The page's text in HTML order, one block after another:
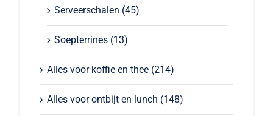
Serveerschalen (45)
Soepterrines (13)
Alles voor koffie en thee (214)
Alles voor ontbijt en lunch (148)